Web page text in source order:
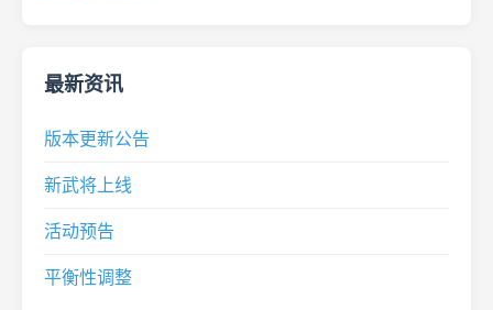
最新资讯
版本更新公告
新武将上线
活动预告
平衡性调整